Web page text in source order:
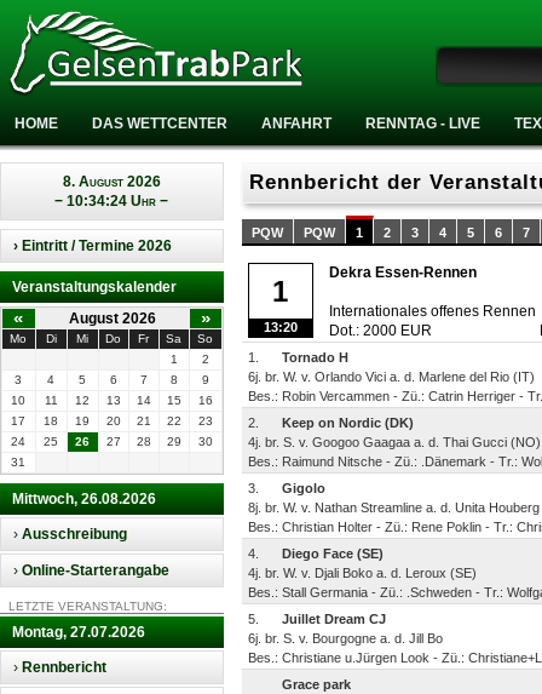
HOME DAS WETTCENTER ANFAHRT RENNTAG - LIVE
8. August 2026
− 10:34:24 Uhr −
› Eintritt / Termine 2026
Veranstaltungskalender
« August 2026 »
Mo Di Mi Do Fr Sa
So
1
2
3
4 5 6 7 8
9
10
11 12 13 14 15
16
17
18 19 20 21 22
23
24
25 26 27 28 29
30
31
Mittwoch, 26.08.2026
› Ausschreibung
› Online-Starterangabe
LETZTE VERANSTALTUNG:
Montag, 27.07.2026
› Rennbericht
Rennbericht der
PQW PQW 1 2 3 4 5 6 7
1
13:20
Dekra Essen-Rennen
Internationales offenes Rennen
Dot.: 2000 EUR
1.
Tornado H
6j. br. W. v. Orlando Vici a. d. Marlene del Rio (IT)
Bes.: Robin Vercammen - Zü.: Catrin Herriger -
2.
Keep on Nordic (DK)
4j. br. S. v. Googoo Gaagaa a. d. Thai Gucci (NO)
Bes.: Raimund Nitsche - Zü.: .Dänemark - Tr.:
3.
Gigolo
8j. br. W. v. Nathan Streamline a. d. Unita Houberg
Bes.: Christian Holter - Zü.: Rene Poklin - Tr.:
4.
Diego Face (SE)
4j. br. W. v. Djali Boko a. d. Leroux (SE)
Bes.: Stall Germania - Zü.: .Schweden - Tr.:
5.
Juillet Dream CJ
6j. br. S. v. Bourgogne a. d. Jill Bo
Bes.: Christiane u.Jürgen Look - Zü.:
Grace park